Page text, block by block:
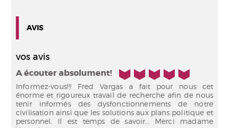
AVIS
vos avis
A écouter absolument! 5/5
Informez-vous!!! Fred Vargas a fait pour nous cet
énorme et rigoureux travail de recherche afin de nous
tenir informés des dysfonctionnements de notre
civilisation ainsi que les solutions aux plans politique et
personnel. Il est temps de savoir… Merci madame